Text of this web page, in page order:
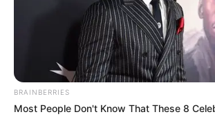
BRAINBERRIES
Most People Don't Know That These 8